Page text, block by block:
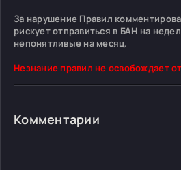
За нарушение Правил
рискует отправиться в БАН на
непонятливые на месяц.
Незнание правил не освобождает
Комментарии